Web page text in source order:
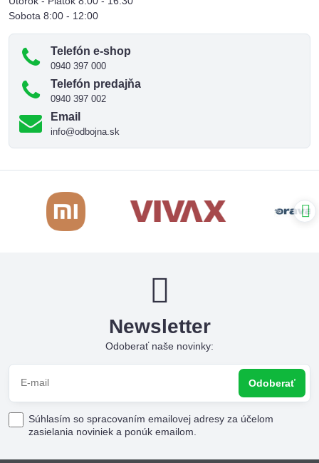
Sobota 8:00 - 12:00
Telefón e-shop
0940 397 000
Telefón predajňa
0940 397 002
Email
info@odbojna.sk
Newsletter
Odoberať naše novinky:
Odoberať
Súhlasím so spracovaním emailovej adresy za účelom
zasielania noviniek a ponúk emailom.